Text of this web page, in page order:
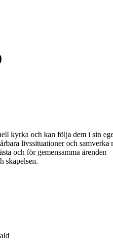
kyrka och kan följa dem i sin
livssituationer och samverka
och för gemensamma ärenden
skapelsen.